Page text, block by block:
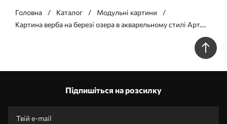
Головна Каталог
Модульні картини
Картина верба на березі озера в акварельному стилі Арт.
Підпишіться на розсилку